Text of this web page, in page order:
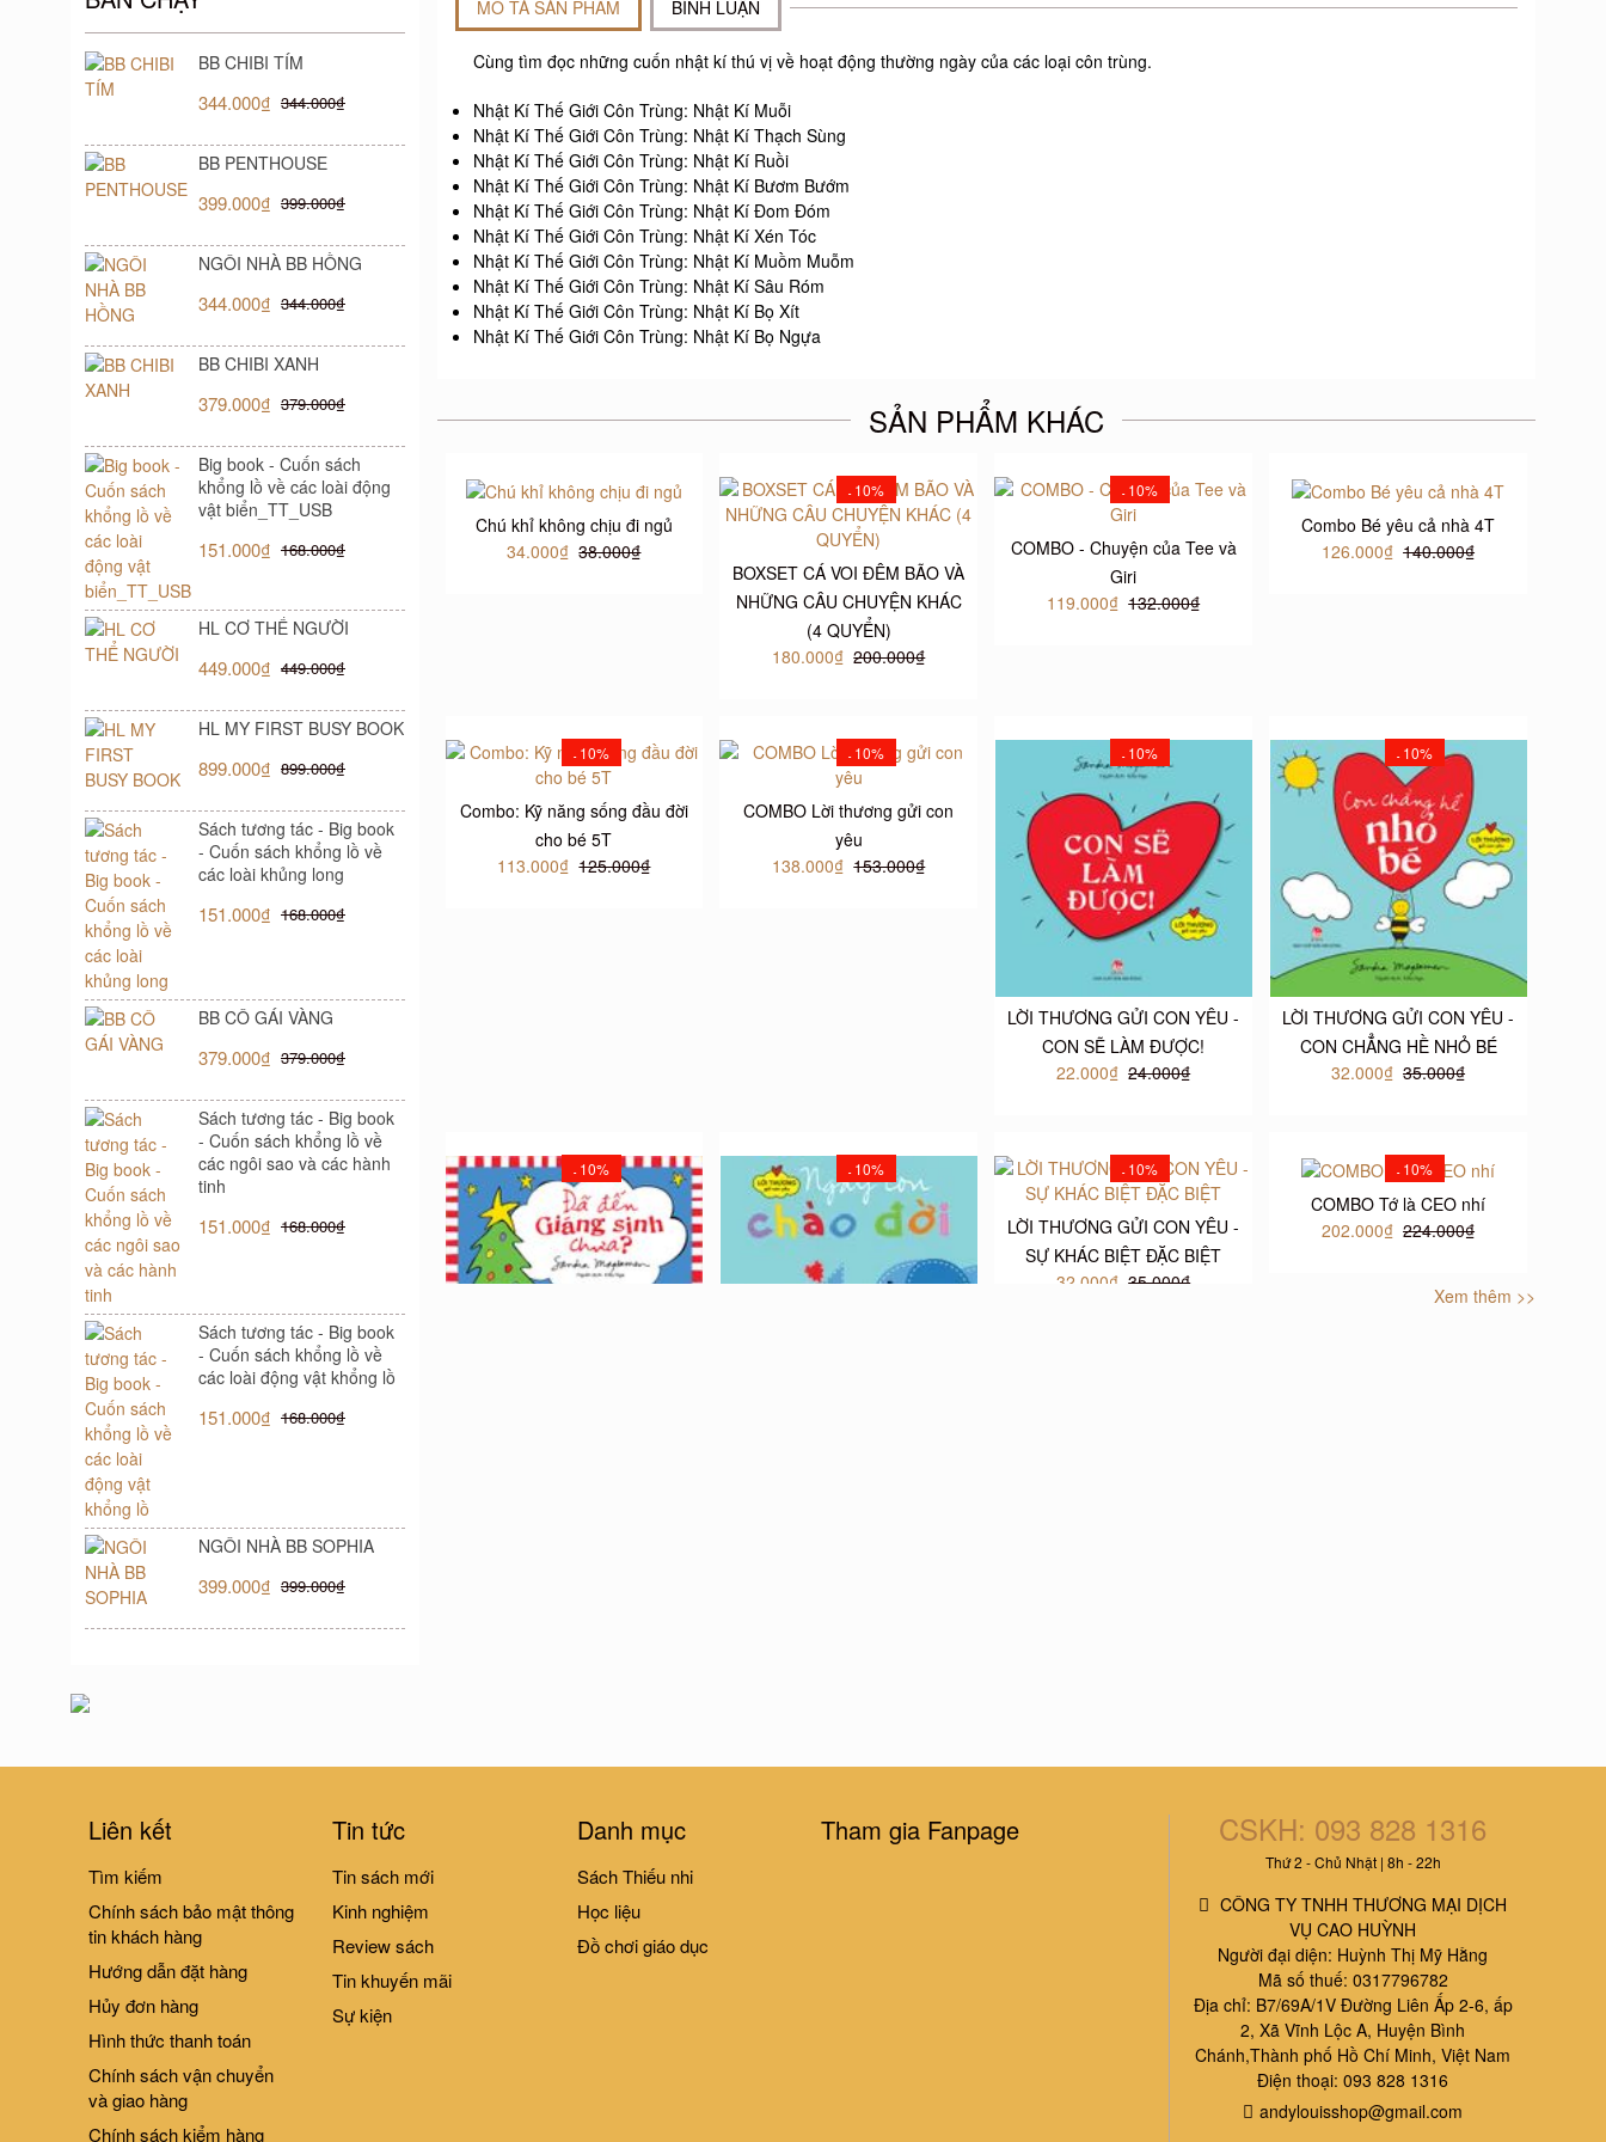
BB CHIBI TÍM
344.000₫ 344.000₫
BB PENTHOUSE
399.000₫ 399.000₫
NGÔI NHÀ BB HỒNG
344.000₫ 344.000₫
BB CHIBI XANH
379.000₫ 379.000₫
Big book - Cuốn sách
khổng lồ về các loài động
vật biển_TT_USB
151.000₫ 168.000₫
HL CƠ THỂ NGƯỜI
449.000₫ 449.000₫
HL MY FIRST BUSY BOOK
899.000₫ 899.000₫
Sách tương tác - Big book
- Cuốn sách khổng lồ về
các loài khủng long
151.000₫ 168.000₫
BB CÔ GÁI VÀNG
379.000₫ 379.000₫
Sách tương tác - Big book
- Cuốn sách khổng lồ về
các ngôi sao và các hành
tinh
151.000₫ 168.000₫
Sách tương tác - Big book
- Cuốn sách khổng lồ về
các loài động vật khổng lồ
151.000₫ 168.000₫
NGÔI NHÀ BB SOPHIA
399.000₫ 399.000₫
MÔ TẢ SẢN PHẨM BÌNH LUẬN
Cùng tìm đọc những cuốn nhật kí thú vị về hoạt động thường ngày của các loại côn trùng.
Nhật Kí Thế Giới Côn Trùng: Nhật Kí Muỗi
Nhật Kí Thế Giới Côn Trùng: Nhật Kí Thạch Sùng
Nhật Kí Thế Giới Côn Trùng: Nhật Kí Ruồi
Nhật Kí Thế Giới Côn Trùng: Nhật Kí Bươm Bướm
Nhật Kí Thế Giới Côn Trùng: Nhật Kí Đom Đóm
Nhật Kí Thế Giới Côn Trùng: Nhật Kí Xén Tóc
Nhật Kí Thế Giới Côn Trùng: Nhật Kí Muồm Muỗm
Nhật Kí Thế Giới Côn Trùng: Nhật Kí Sâu Róm
Nhật Kí Thế Giới Côn Trùng: Nhật Kí Bọ Xít
Nhật Kí Thế Giới Côn Trùng: Nhật Kí Bọ Ngựa
SẢN PHẨM KHÁC
Chú khỉ không chịu đi ngủ
34.000₫ 38.000₫
-10%
BOXSET CÁ VOI ĐÊM BÃO VÀ
NHỮNG CÂU CHUYỆN KHÁC
(4 QUYỂN)
180.000₫ 200.000₫
-10%
COMBO - Chuyện của Tee và
Giri
119.000₫ 132.000₫
Combo Bé yêu cả nhà 4T
126.000₫ 140.000₫
-10%
Combo: Kỹ năng sống đầu đời
cho bé 5T
113.000₫ 125.000₫
-10%
COMBO Lời thương gửi con
yêu
138.000₫ 153.000₫
-10%
LỜI THƯƠNG GỬI CON YÊU -
CON SẼ LÀM ĐƯỢC!
22.000₫ 24.000₫
-10%
LỜI THƯƠNG GỬI CON YÊU -
CON CHẲNG HỀ NHỎ BÉ
32.000₫ 35.000₫
-10% -10% -10%
LỜI THƯƠNG GỬI CON YÊU -
SỰ KHÁC BIỆT ĐẶC BIỆT
32.000₫ 35.000₫
-10%
COMBO Tớ là CEO nhí
202.000₫ 224.000₫
Xem thêm >>
Liên kết
Tìm kiếm
Chính sách bảo mật thông
tin khách hàng
Hướng dẫn đặt hàng
Hủy đơn hàng
Hình thức thanh toán
Chính sách vận chuyển
và giao hàng
Chính sách kiểm hàng
Tin tức
Tin sách mới
Kinh nghiệm
Review sách
Tin khuyến mãi
Sự kiện
Danh mục
Sách Thiếu nhi
Học liệu
Đồ chơi giáo dục
Tham gia Fanpage CSKH: 093 828 1316
Thứ 2 - Chủ Nhật | 8h - 22h
CÔNG TY TNHH THƯƠNG MẠI DỊCH
VỤ CAO HUỲNH
Người đại diện: Huỳnh Thị Mỹ Hằng
Mã số thuế: 0317796782
Địa chỉ: B7/69A/1V Đường Liên Ấp 2-6, ấp
2, Xã Vĩnh Lộc A, Huyện Bình
Chánh,Thành phố Hồ Chí Minh, Việt Nam
Điện thoại: 093 828 1316
andylouisshop@gmail.com